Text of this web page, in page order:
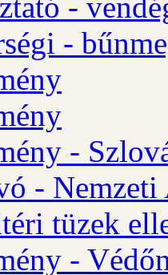
-
-
-
- Nemzeti
tüzek
-